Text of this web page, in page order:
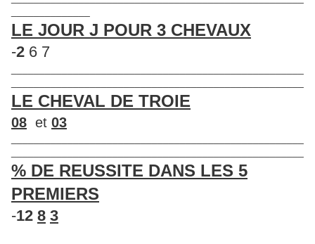
LE JOUR J POUR 3 CHEVAUX
-2 6 7
LE CHEVAL DE TROIE
08 et 03
% DE REUSSITE DANS LES 5
PREMIERS
-12 8 3